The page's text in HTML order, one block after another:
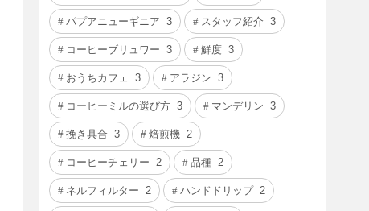
パプアニューギニア 3 スタッフ紹介 3
コーヒーブリュワー 3 鮮度 3
おうちカフェ 3 アラジン 3
コーヒーミルの選び方 3 マンデリン 3
挽き具合 3 焙煎機 2
コーヒーチェリー 2 品種 2
ネルフィルター 2 ハンドドリップ 2